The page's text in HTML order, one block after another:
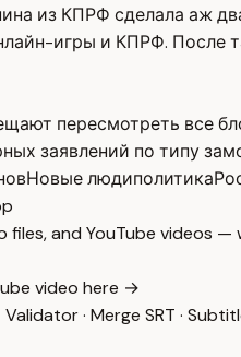
из КПРФ сделала аж
игры и КПРФ. После
пересмотреть все
заявлений по типу
Новые людиполитика
files, and YouTube videos
video here →
Validator· Merge SRT ·